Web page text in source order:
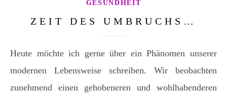
GESUNDHEIT
ZEIT DES UMBRUCHS…
Heute möchte ich gerne über ein Phänomen unserer
modernen Lebensweise schreiben. Wir beobachten
zunehmend einen gehobeneren und wohlhabenderen